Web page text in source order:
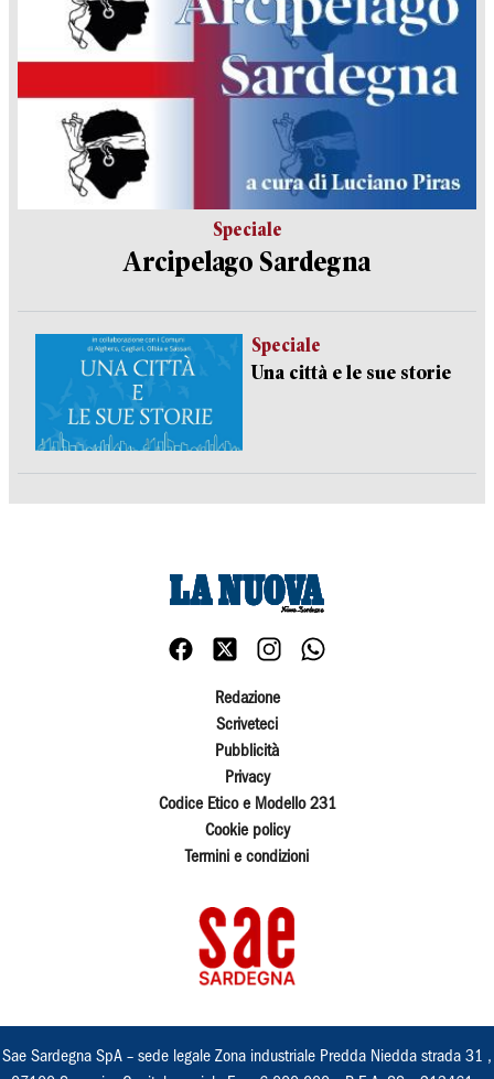
Speciale
Arcipelago Sardegna
Speciale
Una città e le sue storie
Redazione
Scriveteci
Pubblicità
Privacy
Codice Etico e Modello 231
Cookie policy
Termini e condizioni
Sae Sardegna SpA – sede legale Zona industriale Predda Niedda strada 31 ,